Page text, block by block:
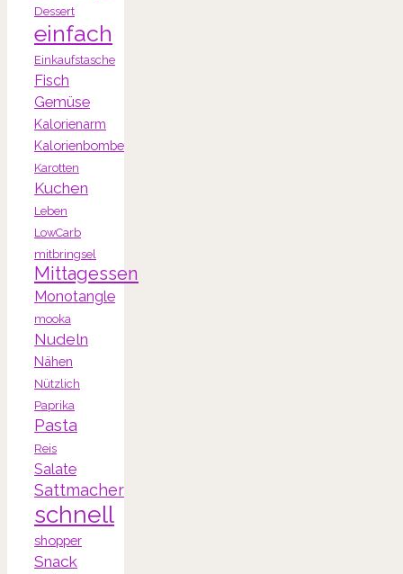
Dessert
einfach
Einkaufstasche
Fisch
Gemüse
Kalorienarm
Kalorienbombe
Karotten
Kuchen
Leben
LowCarb
mitbringsel
Mittagessen
Monotangle
mooka
Nudeln
Nähen
Nützlich
Paprika
Pasta
Reis
Salate
Sattmacher
schnell
shopper
Snack